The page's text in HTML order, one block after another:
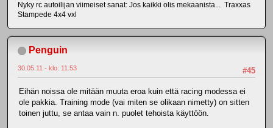
Nyky rc autoilijan viimeiset sanat: Jos kaikki olis mekaanista... Traxxas
Stampede 4x4 vxl
Penguin
#45
30.05.11 - klo: 11.53
Eihän noissa ole mitään muuta eroa kuin että racing modessa ei
ole pakkia. Training mode (vai miten se olikaan nimetty) on sitten
toinen juttu, se antaa vain n. puolet tehoista käyttöön.